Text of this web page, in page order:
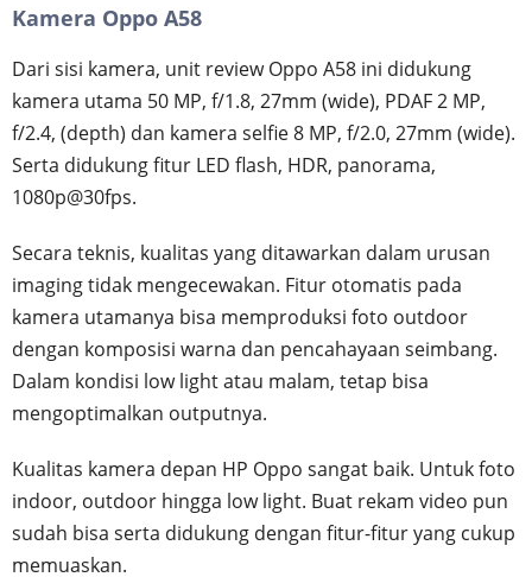
Kamera Oppo A58
Dari sisi kamera, unit review Oppo A58 ini didukung
kamera utama 50 MP, f/1.8, 27mm (wide), PDAF 2 MP,
f/2.4, (depth) dan kamera selfie 8 MP, f/2.0, 27mm (wide).
Serta didukung fitur LED flash, HDR, panorama,
1080p@30fps.
Secara teknis, kualitas yang ditawarkan dalam urusan
imaging tidak mengecewakan. Fitur otomatis pada
kamera utamanya bisa memproduksi foto outdoor
dengan komposisi warna dan pencahayaan seimbang.
Dalam kondisi low light atau malam, tetap bisa
mengoptimalkan outputnya.
Kualitas kamera depan HP Oppo sangat baik. Untuk foto
indoor, outdoor hingga low light. Buat rekam video pun
sudah bisa serta didukung dengan fitur-fitur yang cukup
memuaskan.